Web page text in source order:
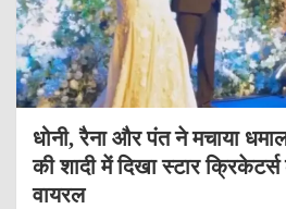
धोनी, रैना और पंत ने मचाया
की शादी में दिखा स्टार
वायरल